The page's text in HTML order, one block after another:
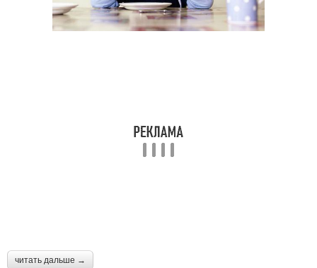
читать дальше →